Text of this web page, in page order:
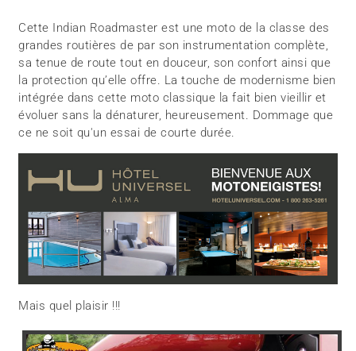
Cette Indian Roadmaster est une moto de la classe des
grandes routières de par son instrumentation complète,
sa tenue de route tout en douceur, son confort ainsi que
la protection qu’elle offre. La touche de modernisme bien
intégrée dans cette moto classique la fait bien vieillir et
évoluer sans la dénaturer, heureusement. Dommage que
ce ne soit qu'un essai de courte durée.
Mais quel plaisir !!!